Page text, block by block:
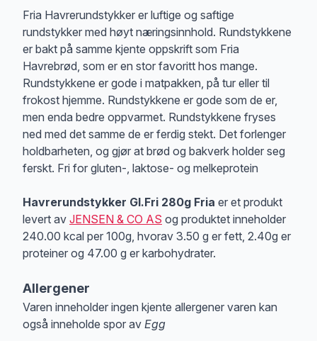
Produktbeskrivelse
Fria Havrerundstykker er luftige og saftige
rundstykker med høyt næringsinnhold. Rundstykkene
er bakt på samme kjente oppskrift som Fria
Havrebrød, som er en stor favoritt hos mange.
Rundstykkene er gode i matpakken, på tur eller til
frokost hjemme. Rundstykkene er gode som de er,
men enda bedre oppvarmet. Rundstykkene fryses
ned med det samme de er ferdig stekt. Det forlenger
holdbarheten, og gjør at brød og bakverk holder seg
ferskt. Fri for gluten-, laktose- og melkeprotein
Havrerundstykker Gl.Fri 280g Fria er et produkt
levert av JENSEN & CO AS og produktet inneholder
240.00 kcal per 100g, hvorav 3.50 g er fett, 2.40g er
proteiner og 47.00 g er karbohydrater.
Allergener
Varen inneholder ingen kjente allergener varen kan
også inneholde spor av Egg